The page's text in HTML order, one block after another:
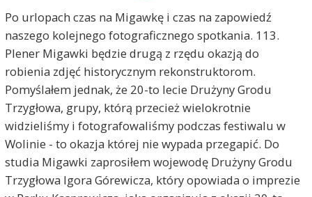
Po urlopach czas na Migawkę i czas na zapowiedź
naszego kolejnego fotograficznego spotkania. 113.
Plener Migawki będzie drugą z rzędu okazją do
robienia zdjęć historycznym rekonstruktorom.
Pomyślałem jednak, że 20-to lecie Drużyny Grodu
Trzygłowa, grupy, którą przecież wielokrotnie
widzieliśmy i fotografowaliśmy podczas festiwalu w
Wolinie - to okazja której nie wypada przegapić. Do
studia Migawki zaprosiłem wojewodę Drużyny Grodu
Trzygłowa Igora Górewicza, który opowiada o imprezie